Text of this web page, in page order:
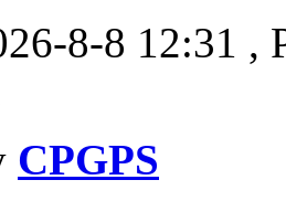
8-8 12:31 ,
CPGPS